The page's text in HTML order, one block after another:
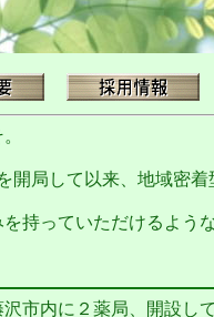
局して以来、地域密
持っていただけるよう
市内に２薬局、開設して